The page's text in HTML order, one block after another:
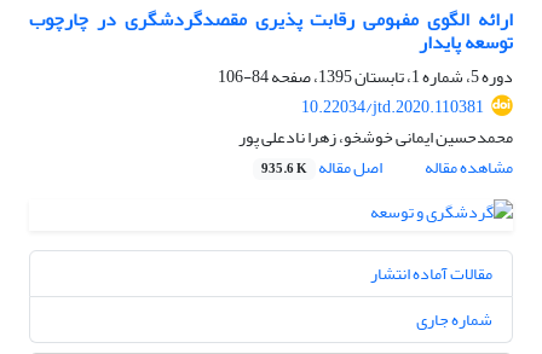
ارائه الگوی مفهومی رقابت پذیری مقصدگردشگری در چارچوب
توسعه پایدار
دوره 5، شماره 1، تابستان 1395، صفحه
84-106
10.22034/jtd.2020.110381
محمدحسین ایمانی خوشخو، زهرا نادعلی پور
مشاهده مقاله
اصل مقاله 935.6 K
مقالات آماده انتشار
شماره جاری